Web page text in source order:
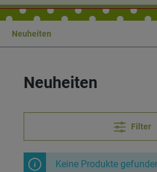
Neuheiten
Neuheiten
Filter
Keine Produkte